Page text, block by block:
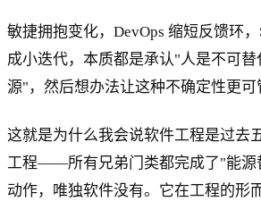
敏捷拥抱变化，DevOps 缩短反馈环
成小迭代，本质都是承认"人是不可
源"，然后想办法让这种不确定性更可
这就是为什么我会说软件工程是过去
工程——所有兄弟门类都完成了"能源
动作，唯独软件没有。它在工程的形